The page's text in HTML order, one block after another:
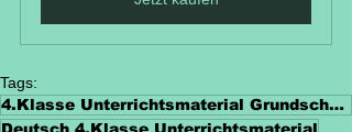
Tags:
4.Klasse Unterrichtsmaterial Grundschule